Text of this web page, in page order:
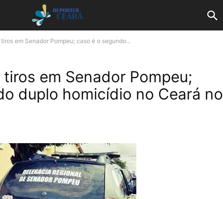
em Senador Pompeu; caso é o segundo...
em Senador Pompeu;
duplo homicídio no Ceará no